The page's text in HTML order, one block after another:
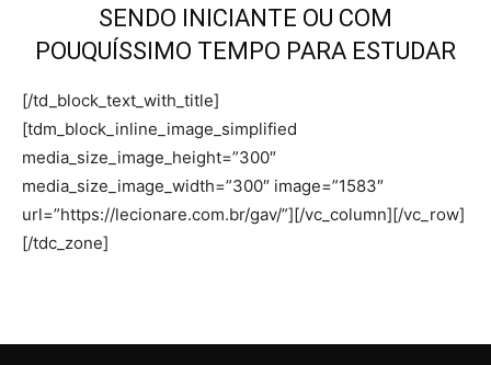
SENDO INICIANTE OU COM
POUQUÍSSIMO TEMPO PARA ESTUDAR
[/td_block_text_with_title]
[tdm_block_inline_image_simplified
media_size_image_height=”300″
media_size_image_width=”300″ image=”1583″
url=”https://lecionare.com.br/gav/”][/vc_column][/vc_row]
[/tdc_zone]